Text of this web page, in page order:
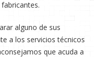
alguno de sus
a los servicios técnicos
que acuda a